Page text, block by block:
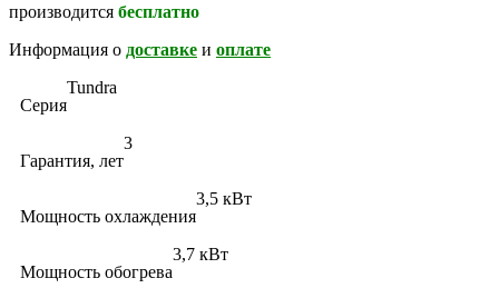
производится бесплатно
Информация о доставке и оплате
Серия
Tundra
Гарантия, лет
3
Мощность охлаждения
3,5 кВт
Мощность обогрева
3,7 кВт